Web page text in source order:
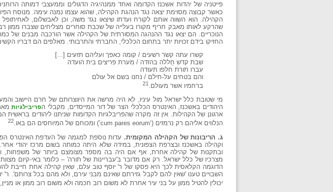
פייטניה של יהדות אשכנז הקדומה ואחד ממנהיגיה הדגולים וממעצבי דמותה
כאשר קבוצה מסוימת יצאה נגד הנהגת הקהילה, שהוא עצמו נמנה עימה. מנוסח
הקהילה. הוא השווה אותם לקורח ועדתו שיצאו נגד משה, וכן לאבשלום,
שהרקע לאותו מאבק חריף מקורו בעלייה של שכבת סוחרים מצליחים שצברו ממון
הנוכריים. הם יצאו נגד ההנהגה המסורתית של הקהילה אשר הורכבה מבנים של
החזיקו בידם זכויות יתר בתחום הכלכלי, החברתי והתרבותי. מאלפים הם דבריו
קשרו עתה קשר רשעים / קומה כאפך ועליהם תזעים [...]
שבת קדש חֻללה בהזדה / מערת פריצים בית הועדה
עברו תורת חלפו תעודה
והם בטחים על-חילם / נחנו בשם אל עולם
ברחמיו אשר מעולם.21
מי שטובת כלל ישראל מול עיניו, לא היה מרשה את היווצרותם של חרם היישוב
היהודים באשכנז, האינטרס הכלכלי הצר של דור המייסדים, מקבלי הפריבילגיות
ארגונן של הקהילות. אין זה מקרה שהפריבלגיות הקדומות שניתנו ליהודים בראשית
הנלווים אליהם רק נרמזים (‘cum pares eorum’) ומכוחם של המיוחסים הם באו.
22
ג. הריבונות של הקהילה המקומית. עדות נוספת למגמה של העדפת האינטרס
וקהילה באשכנז ובצרפת הצפונית, במידה שלא היתה כמותה בשום מרכז יהודי
ובתקנות של קהילה אחרת, אף אם היה בה מספר מצומצם ביותר של משפחות,
מצרכיו של כלל ישראל. רק אם מדובר ב'עבריינות של תורה' – כלומר באי-קיום
הדוגמה הקלאסית לכך היא פסקו של ר' יוסף טוב עלם, שאין קהילה אחת חייבת
השבויים טענו 'שאין להם לקבל גזירתם שאינם מבני עירם, ולא מהם בכל צרותם'.
יכולין להטיל ממון על בני עיר אחרת לא משום רוב חכמה ולא משום רוב ממון או מניין,